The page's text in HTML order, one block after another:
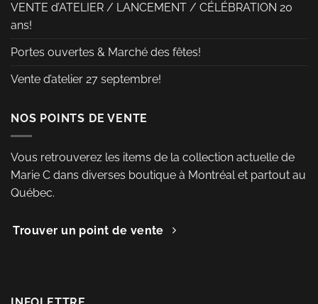
du
produit
du
VENTE d’ATELIER / LANCEMENT / CÉLÉBRATION 20
ans!
Portes ouvertes & Marché des fêtes!
Vente d’atelier 27 septembre!
NOS POINTS DE VENTE
Vous retrouverez les items de la collection actuelle de
Marie C dans diverses boutique à Montréal et partout au
Québec.
Trouver un point de vente